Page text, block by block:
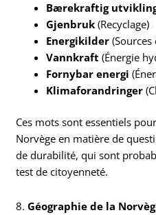
Bærekraftig
Gjenbruk (Recyclage)
Energikilder (Sources
Vannkraft (Énergie
Fornybar energi
Klimaforandringer
Ces mots sont essentiels
Norvège en matière de
de durabilité, qui sont
test de citoyenneté.
8.Géographie de la